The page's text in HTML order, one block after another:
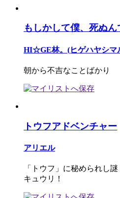
もしかして僕、死ぬん
HI☆GE林。(ヒゲハヤシマ
朝から不吉なことばかり
トウフアドベンチャー
アリエル
「トウフ」に秘められし
キュウリ！